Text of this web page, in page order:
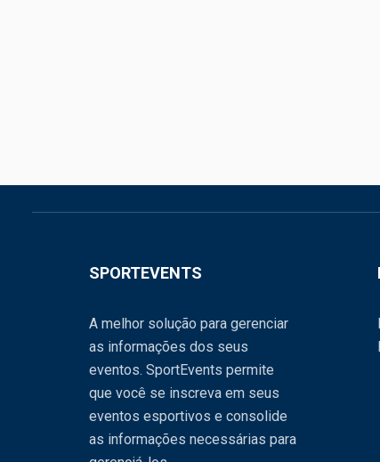
SPORTEVENTS
A melhor solução para gerenciar
as informações dos seus
eventos. SportEvents permite
que você se inscreva em seus
eventos esportivos e consolide
as informações necessárias para